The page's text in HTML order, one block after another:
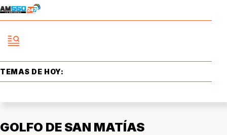
TEMAS DE HOY:
GOLFO DE SAN MATÍAS